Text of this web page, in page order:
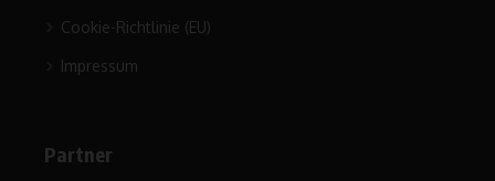
Cookie-Richtlinie (EU)
Impressum
Partner